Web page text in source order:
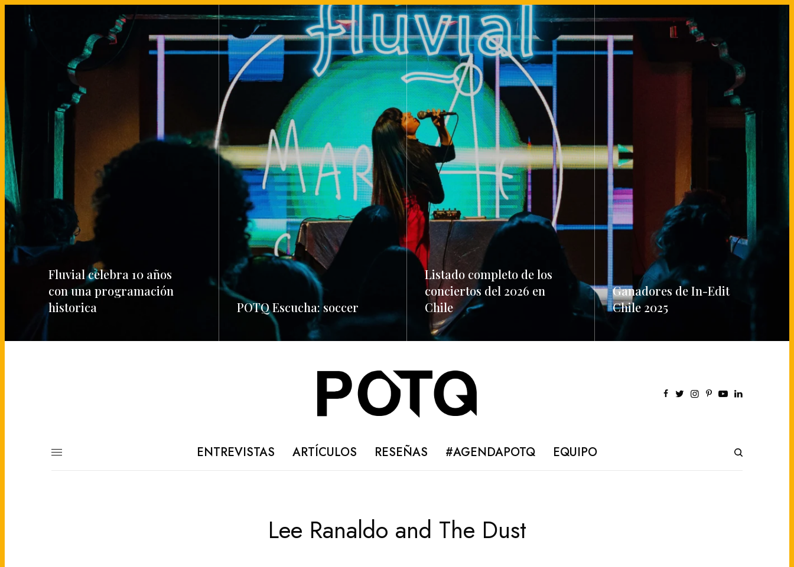
Fluvial celebra 10 años
con una programación
historica
POTQ Escucha: soccer
Listado completo de los
conciertos del 2026 en
Chile
READ MORE
Ganadores de In-Edit
Chile 2025
ENTREVISTAS ARTÍCULOS RESEÑAS #AGENDAPOTQ EQUIPO
Lee Ranaldo and The Dust